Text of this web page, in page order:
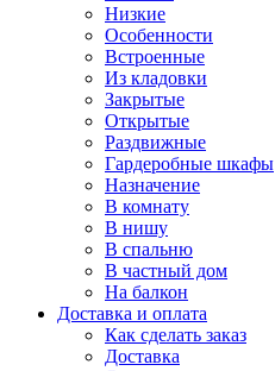
Низкие
Особенности
Встроенные
Из кладовки
Закрытые
Открытые
Раздвижные
Гардеробные шкафы
Назначение
В комнату
В нишу
В спальню
В частный дом
На балкон
Доставка и оплата
Как сделать заказ
Доставка